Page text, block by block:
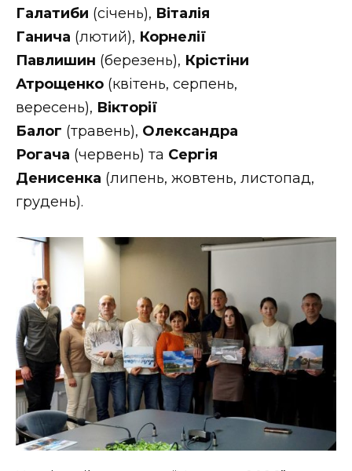
Галатиби (січень), Віталія
Ганича (лютий), Корнелії
Павлишин (березень), Крістіни
Атрощенко (квітень, серпень,
вересень), Вікторії
Балог (травень), Олександра
Рогача (червень) та Сергія
Денисенка (липень, жовтень, листопад,
грудень).